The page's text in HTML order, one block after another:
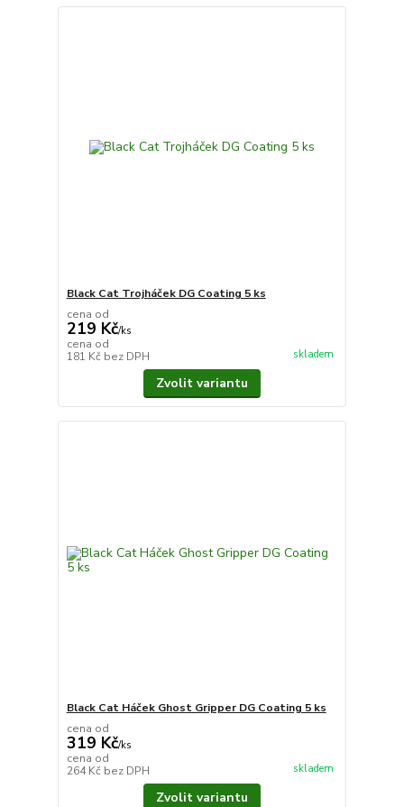
Black Cat Trojháček DG Coating 5 ks
cena od
219 Kč/ks
cena od
181 Kč bez DPH skladem
Zvolit variantu
Black Cat Háček Ghost Gripper DG Coating 5 ks
cena od
319 Kč/ks
cena od
264 Kč bez DPH skladem
Zvolit variantu